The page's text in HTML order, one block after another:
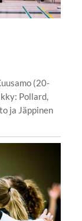
(20-
Pollard,
ja Jäppinen